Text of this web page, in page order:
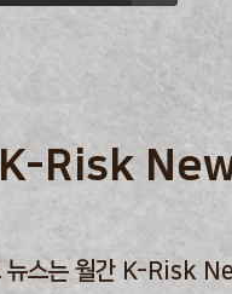
K-Risk
뉴스는 월간 K-Risk